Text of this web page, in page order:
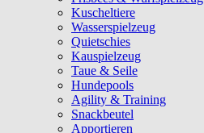
Kuscheltiere
Wasserspielzeug
Quietschies
Kauspielzeug
Taue & Seile
Hundepools
Agility & Training
Snackbeutel
Apportieren